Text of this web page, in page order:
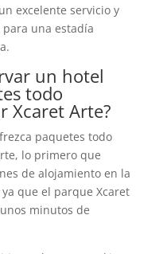
excelente servicio y
una estadía
un hotel
todo
Xcaret Arte?
paquetes todo
lo primero que
de alojamiento en la
que el parque Xcaret
minutos de